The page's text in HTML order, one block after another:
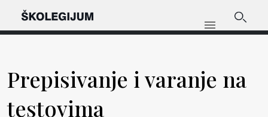
Prepisivanje i varanje na
testovima